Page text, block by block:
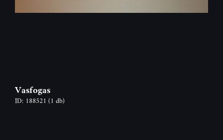
Vasfogas
ID: 188521 (1 db)